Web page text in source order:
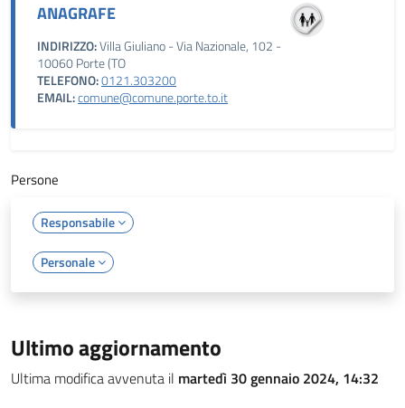
ANAGRAFE
INDIRIZZO:Villa Giuliano - Via Nazionale, 102 -
10060 Porte (TO
TELEFONO:0121.303200
EMAIL:comune@comune.porte.to.it
Persone
Responsabile
Personale
Ultimo aggiornamento
Ultima modifica avvenuta il martedì 30 gennaio 2024, 14:32